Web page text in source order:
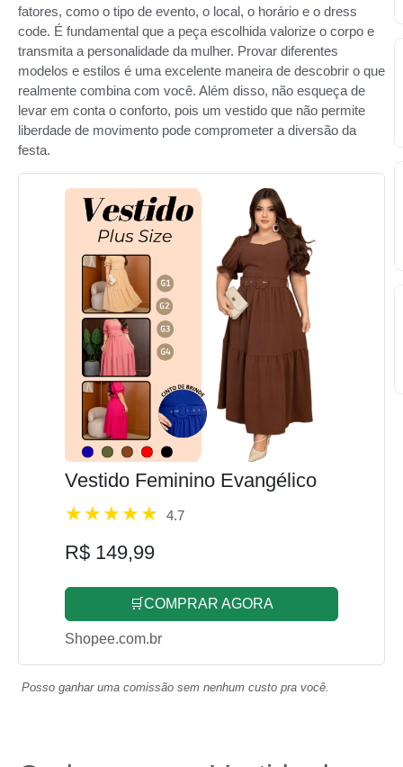
fatores, como o tipo de evento, o local, o horário e o dress
code. É fundamental que a peça escolhida valorize o corpo e
transmita a personalidade da mulher. Provar diferentes
modelos e estilos é uma excelente maneira de descobrir o que
realmente combina com você. Além disso, não esqueça de
levar em conta o conforto, pois um vestido que não permite
liberdade de movimento pode comprometer a diversão da
festa.
Vestido Feminino Evangélico
4.7
R$ 149,99
🛒COMPRAR AGORA
Shopee.com.br
Posso ganhar uma comissão sem nenhum custo pra você.